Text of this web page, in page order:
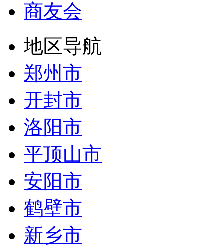
商友会
地区导航
郑州市
开封市
洛阳市
平顶山市
安阳市
鹤壁市
新乡市